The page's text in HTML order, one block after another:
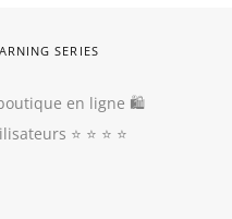
SERIES
en ligne 🛍
⭐️ ⭐️ ⭐️ ⭐️